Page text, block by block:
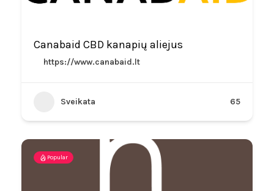
Canabaid CBD kanapių aliejus
https://www.canabaid.lt
Sveikata 65
Popular